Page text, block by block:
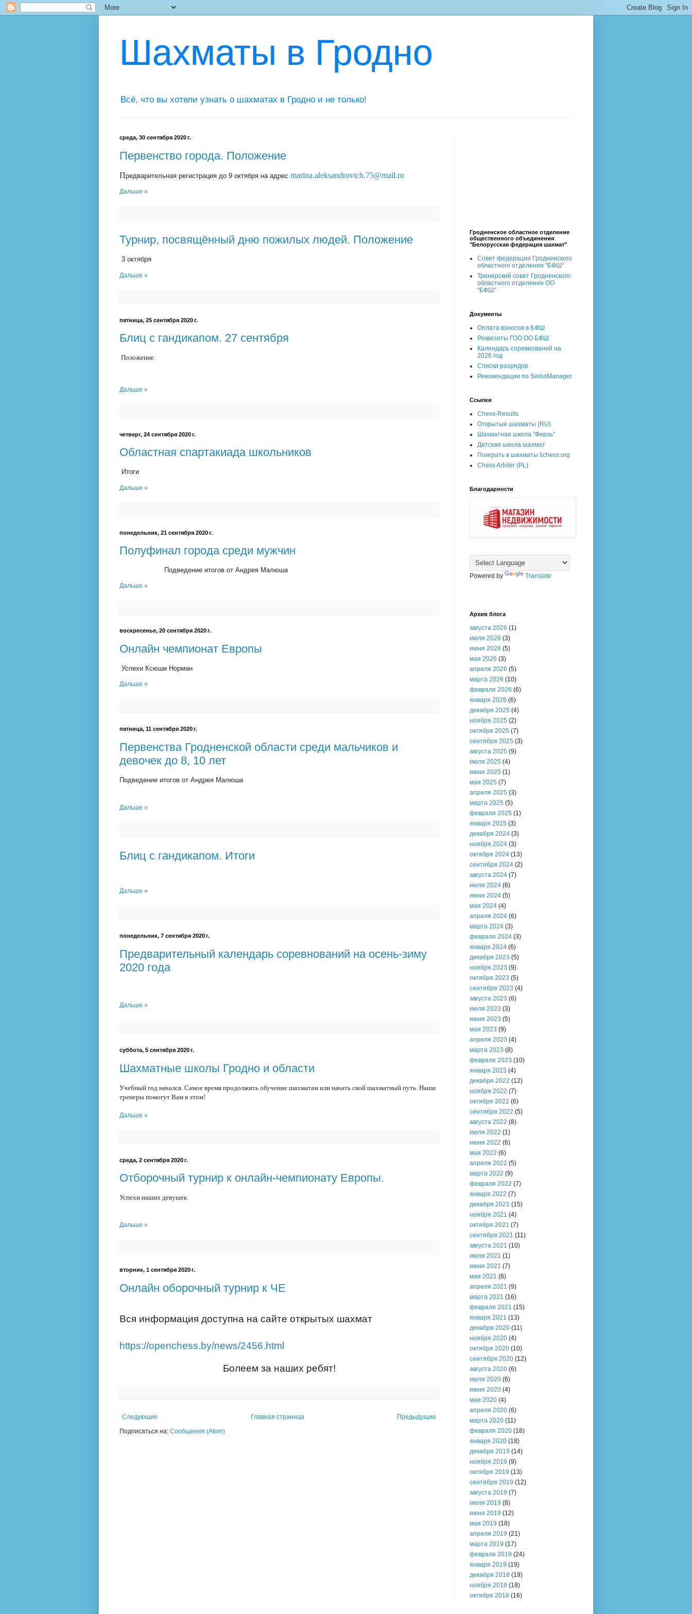
Шахматы в Гродно
Всё, что вы хотели узнать о шахматах в Гродно и не только!
среда, 30 сентября 2020 г.
Первенство города. Положение
Предварительная регистрация до 9 октября на адрес marina.aleksandrovich.75@mail.ru
Дальше »
Турнир, посвящённый дню пожилых людей. Положение
3 октября
Дальше »
пятница, 25 сентября 2020 г.
Блиц с гандикапом. 27 сентября
Положение
Дальше »
четверг, 24 сентября 2020 г.
Областная спартакиада школьников
Итоги
Дальше »
понедельник, 21 сентября 2020 г.
Полуфинал города среди мужчин
Подведение итогов от Андрея Малюша
Дальше »
воскресенье, 20 сентября 2020 г.
Онлайн чемпионат Европы
Успехи Ксюши Норман
Дальше »
пятница, 11 сентября 2020 г.
Первенства Гродненской области среди мальчиков и
девочек до 8, 10 лет
Подведение итогов от Андрея Малюша
Дальше »
Блиц с гандикапом. Итоги
Дальше »
понедельник, 7 сентября 2020 г.
Предварительный календарь соревнований на осень-зиму
2020 года
Дальше »
суббота, 5 сентября 2020 г.
Шахматные школы Гродно и области
Учебный год начался. Самое время продолжить обучение шахматам или начать свой шахматный путь. Наши
тренеры помогут Вам в этом!
Дальше »
среда, 2 сентября 2020 г.
Отборочный турнир к онлайн-чемпионату Европы.
Успехи наших девушек
Дальше »
вторник, 1 сентября 2020 г.
Онлайн оборочный турнир к ЧЕ
Вся информация доступна на сайте открытых шахмат
https://openchess.by/news/2456.html
Болеем за наших ребят!
Следующие Предыдущие
Главная страница
Подписаться на: Сообщения (Atom)
Гродненское областное отделение
общественного объединения
"Белорусская федерация шахмат"
Совет федерации Гродненского
областного отделения "БФШ"
Тренерский совет Гродненского
областного отделения ОО
"БФШ"
Документы
Оплата взносов в БФШ
Реквизиты ГОО ОО БФШ
Календарь соревнований на
2026 год
Списки разрядов
Рекомендации по SwissManager
Ссылки
Chess-Results
Открытые шахматы (RU)
Шахматная школа "Ферзь"
Детская школа шахмат
Поиграть в шахматы lichess.org
Chess Arbiter (PL)
Благодарности
Powered by Translate
Архив блога
августа 2026 (1)
июля 2026 (3)
июня 2026 (5)
мая 2026 (3)
апреля 2026 (5)
марта 2026 (10)
февраля 2026 (6)
января 2026 (6)
декабря 2025 (4)
ноября 2025 (2)
октября 2025 (7)
сентября 2025 (3)
августа 2025 (9)
июля 2025 (4)
июня 2025 (1)
мая 2025 (7)
апреля 2025 (3)
марта 2025 (5)
февраля 2025 (1)
января 2025 (3)
декабря 2024 (3)
ноября 2024 (3)
октября 2024 (13)
сентября 2024 (2)
августа 2024 (7)
июля 2024 (6)
июня 2024 (5)
мая 2024 (4)
апреля 2024 (6)
марта 2024 (3)
февраля 2024 (3)
января 2024 (6)
декабря 2023 (5)
ноября 2023 (9)
октября 2023 (5)
сентября 2023 (4)
августа 2023 (6)
июля 2023 (3)
июня 2023 (5)
мая 2023 (9)
апреля 2023 (4)
марта 2023 (8)
февраля 2023 (10)
января 2023 (4)
декабря 2022 (12)
ноября 2022 (7)
октября 2022 (6)
сентября 2022 (5)
августа 2022 (8)
июля 2022 (1)
июня 2022 (6)
мая 2022 (6)
апреля 2022 (5)
марта 2022 (9)
февраля 2022 (7)
января 2022 (7)
декабря 2021 (15)
ноября 2021 (4)
октября 2021 (7)
сентября 2021 (11)
августа 2021 (10)
июля 2021 (1)
июня 2021 (7)
мая 2021 (8)
апреля 2021 (9)
марта 2021 (16)
февраля 2021 (15)
января 2021 (13)
декабря 2020 (11)
ноября 2020 (4)
октября 2020 (10)
сентября 2020 (12)
августа 2020 (6)
июля 2020 (6)
июня 2020 (4)
мая 2020 (4)
апреля 2020 (6)
марта 2020 (11)
февраля 2020 (18)
января 2020 (18)
декабря 2019 (14)
ноября 2019 (9)
октября 2019 (13)
сентября 2019 (12)
августа 2019 (7)
июля 2019 (8)
июня 2019 (12)
мая 2019 (18)
апреля 2019 (21)
марта 2019 (17)
февраля 2019 (24)
января 2019 (19)
декабря 2018 (19)
ноября 2018 (18)
октября 2018 (16)